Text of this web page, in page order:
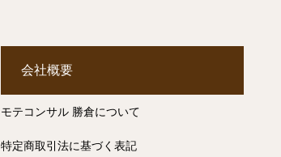
会社概要
モテコンサル 勝倉について
特定商取引法に基づく表記